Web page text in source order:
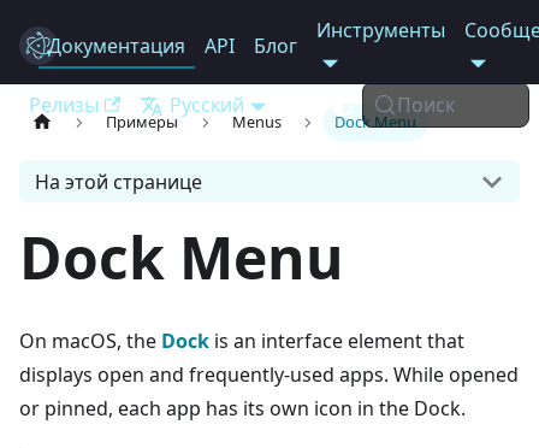
Electron
Документация API Блог
Инструменты
Релизы Русский Поиск
Примеры Menus Dock Menu
На этой странице
Dock Menu
On macOS, the Dock is an interface element that
displays open and frequently-used apps. While opened
or pinned, each app has its own icon in the Dock.